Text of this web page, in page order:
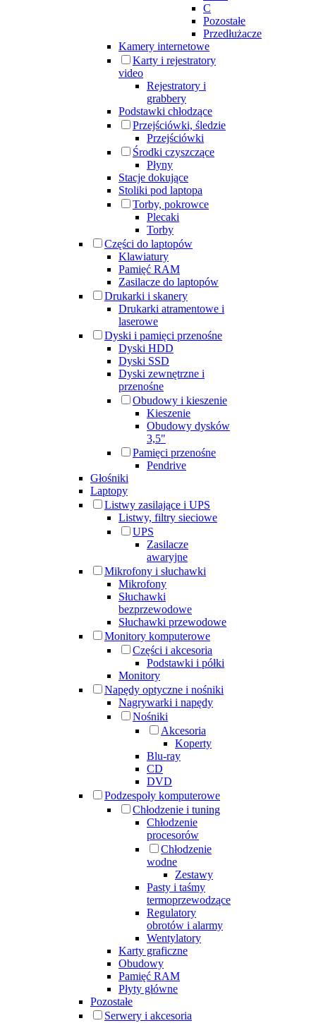
C
Pozostałe
Przedłużacze
Kamery internetowe
Karty i rejestratory
video
Rejestratory i
grabbery
Podstawki chłodzące
Przejściówki, śledzie
Przejściówki
Środki czyszczące
Płyny
Stacje dokujące
Stoliki pod laptopa
Torby, pokrowce
Plecaki
Torby
Części do laptopów
Klawiatury
Pamięć RAM
Zasilacze do laptopów
Drukarki i skanery
Drukarki atramentowe i
laserowe
Dyski i pamięci przenośne
Dyski HDD
Dyski SSD
Dyski zewnętrzne i
przenośne
Obudowy i kieszenie
Kieszenie
Obudowy dysków
3,5"
Pamięci przenośne
Pendrive
Głośniki
Laptopy
Listwy zasilające i UPS
Listwy, filtry sieciowe
UPS
Zasilacze
awaryjne
Mikrofony i słuchawki
Mikrofony
Słuchawki
bezprzewodowe
Słuchawki przewodowe
Monitory komputerowe
Części i akcesoria
Podstawki i półki
Monitory
Napędy optyczne i nośniki
Nagrywarki i napędy
Nośniki
Akcesoria
Koperty
Blu-ray
CD
DVD
Podzespoły komputerowe
Chłodzenie i tuning
Chłodzenie
procesorów
Chłodzenie
wodne
Zestawy
Pasty i taśmy
termoprzewodzące
Regulatory
obrotów i alarmy
Wentylatory
Karty graficzne
Obudowy
Pamięć RAM
Płyty główne
Pozostałe
Serwery i akcesoria